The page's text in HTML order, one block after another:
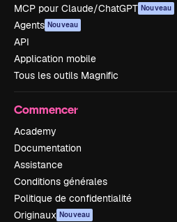
MCP pour Claude/ChatGPT Nouveau
Agents Nouveau
API
Application mobile
Tous les outils Magnific
Commencer
Academy
Documentation
Assistance
Conditions générales
Politique de confidentialité
Originaux Nouveau